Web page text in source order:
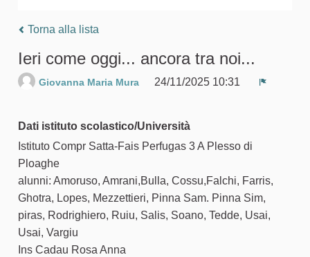
Torna alla lista
Ieri come oggi... ancora tra noi...
Giovanna Maria Mura
24/11/2025 10:31
Dati istituto scolastico/Università
Istituto Compr Satta-Fais Perfugas 3 A Plesso di
Ploaghe
alunni: Amoruso, Amrani,Bulla, Cossu,Falchi, Farris,
Ghotra, Lopes, Mezzettieri, Pinna Sam. Pinna Sim,
piras, Rodrighiero, Ruiu, Salis, Soano, Tedde, Usai,
Usai, Vargiu
Ins Cadau Rosa Anna